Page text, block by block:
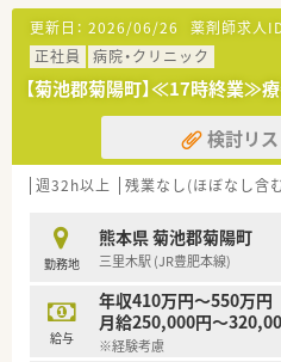
【募集背景と求める人物像につ
■今回は職場における欠員補
務を開始できる方を対象とし
■調剤実務の未経験者やブラ
や経験を問わず幅広い方から
■子育てをしながら限られた
業務に取り組める薬剤師様を
【法人特徴について】
基盤として広範囲な医療ニー
■在宅支援病院として訪問看
24時間365日の充実した対応
■地域に密着した高度医療も
りに寄り添う安心の医療サー
更新日： 2026/06/26 薬剤師求人ID
正社員
病院・クリニック
【菊池郡菊陽町】≪17時終業≫
検討リ
週32h以上 残業なし(ほぼなし含
勤務地
熊本県 菊池郡菊陽町
三里木駅 (JR豊肥本線)
給与
年収410万円～550万円
月給250,000円～
※経験考慮